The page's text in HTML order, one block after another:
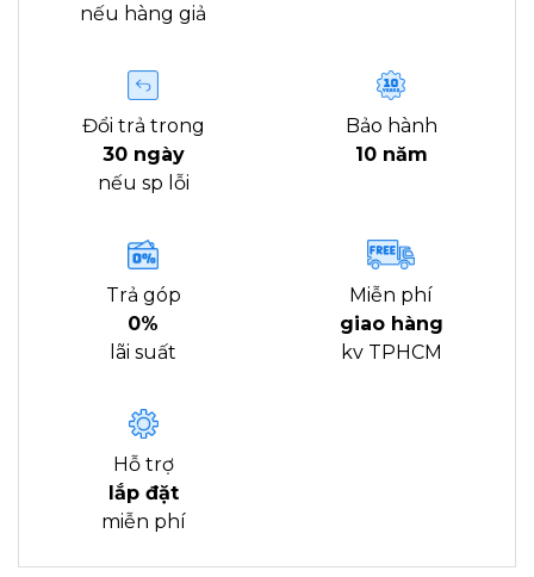
nếu hàng giả
Đổi trả trong
30 ngày
nếu sp lỗi
Bảo hành
10 năm
Trả góp
0%
lãi suất
Miễn phí
giao hàng
kv TPHCM
Hỗ trợ
lắp đặt
miễn phí